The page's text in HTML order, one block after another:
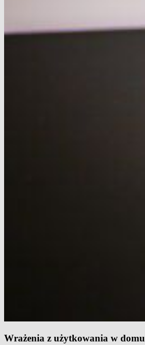
Wrażenia z użytkowania w domu